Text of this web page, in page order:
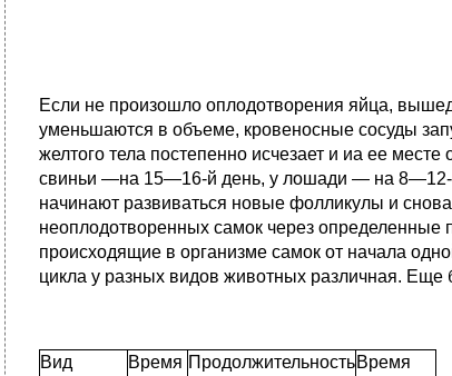
Если не произошло оплодотворения яйца,
уменьшаются в объеме, кровеносные сосуды
желтого тела постепенно исчезает и иа ее
свиньи —на 15—16-й день, у лошади — на 8—12-й
начинают развиваться новые фолликулы и
неоплодотворенных самок через определенные
происходящие в организме самок от начала
цикла у разных видов животных различная. Еще
Вид
Время ПродолжительностьВремя